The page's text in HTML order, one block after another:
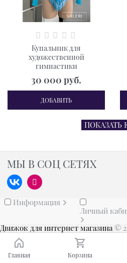
Купальник для
художественной
гимнастики
30 000 руб.
ДОБАВИТЬ
ПОКАЗАТЬ
МЫ В СОЦ СЕТЯХ
Информация
Личный
Движок для интернет магазина ©
Главная Корзина